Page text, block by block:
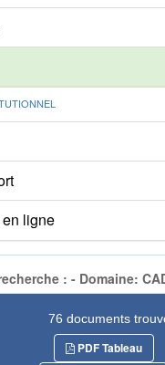
ligne
: - Domaine:
76 documents
PDF Tableau